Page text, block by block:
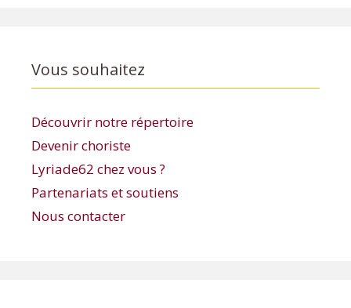
Vous souhaitez
Découvrir notre répertoire
Devenir choriste
Lyriade62 chez vous ?
Partenariats et soutiens
Nous contacter